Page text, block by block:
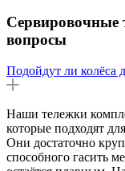
Сервировочные
вопросы
Подойдут ли колёса
Наши тележки
которые подходят
Они достаточно
способного гасить